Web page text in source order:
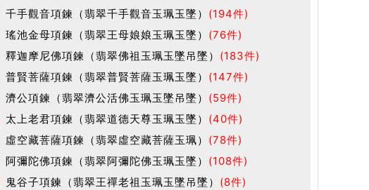
千手觀音項鍊（翡翠千手觀音玉珮玉墜） (194件)
瑤池金母項鍊（翡翠王母娘娘玉珮玉墜） (76件)
釋迦摩尼佛項鍊（翡翠佛祖玉珮玉墜吊墜） (183件)
普賢菩薩項鍊（翡翠普賢菩薩玉珮玉墜） (147件)
濟公項鍊（翡翠濟公活佛玉珮玉墜吊墜） (59件)
太上老君項鍊（翡翠道德天尊玉珮玉墜） (40件)
虛空藏菩薩項鍊（翡翠虛空藏菩薩玉珮） (78件)
阿彌陀佛項鍊（翡翠阿彌陀佛玉珮玉墜） (108件)
鬼谷子項鍊（翡翠王禪老祖玉珮玉墜吊墜） (8件)